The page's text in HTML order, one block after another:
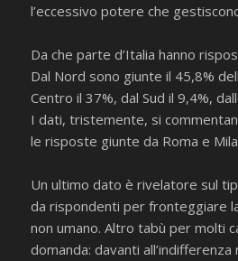
l’eccessivo potere che
Da che parte d’Italia hanno
Dal Nord sono giunte il 45,8%
Centro il 37%, dal Sud il 9,4%,
I dati, tristemente, si
le risposte giunte da Roma e
Un ultimo dato è rivelatore sul
da rispondenti per fronteggiare
non umano. Altro tabù per molti
domanda: davanti